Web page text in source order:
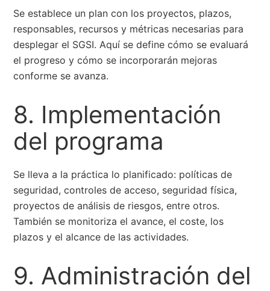
Se establece un plan con los proyectos, plazos,
responsables, recursos y métricas necesarias para
desplegar el SGSI. Aquí se define cómo se evaluará
el progreso y cómo se incorporarán mejoras
conforme se avanza.
8. Implementación
del programa
Se lleva a la práctica lo planificado: políticas de
seguridad, controles de acceso, seguridad física,
proyectos de análisis de riesgos, entre otros.
También se monitoriza el avance, el coste, los
plazos y el alcance de las actividades.
9. Administración del